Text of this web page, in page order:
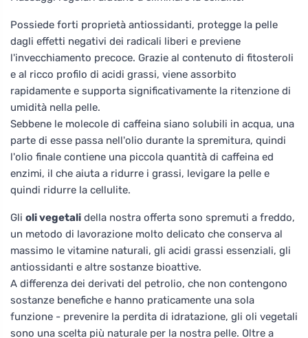
Possiede forti proprietà antiossidanti, protegge la pelle
dagli effetti negativi dei radicali liberi e previene
l'invecchiamento precoce. Grazie al contenuto di fitosteroli
e al ricco profilo di acidi grassi, viene assorbito
rapidamente e supporta significativamente la ritenzione di
umidità nella pelle.
Sebbene le molecole di caffeina siano solubili in acqua, una
parte di esse passa nell'olio durante la spremitura, quindi
l'olio finale contiene una piccola quantità di caffeina ed
enzimi, il che aiuta a ridurre i grassi, levigare la pelle e
quindi ridurre la cellulite.
Gli oli vegetali della nostra offerta sono spremuti a freddo,
un metodo di lavorazione molto delicato che conserva al
massimo le vitamine naturali, gli acidi grassi essenziali, gli
antiossidanti e altre sostanze bioattive.
A differenza dei derivati del petrolio, che non contengono
sostanze benefiche e hanno praticamente una sola
funzione - prevenire la perdita di idratazione, gli oli vegetali
sono una scelta più naturale per la nostra pelle. Oltre a